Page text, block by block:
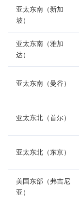
共享带宽包
私有连接
弹性公网 IP
全球应用加速
防火墙管理
DNSPod
腾讯乐享
Elasticsearch
数据湖计算
腾讯云数据仓库
腾讯云数据仓库
腾讯云数据仓库
数据开发治理平台
腾讯云 BI
人脸识别
语音识别
机器翻译
文字识别
AI 应用产品
人脸核身
腾讯云大模型训推
智能音乐平台
腾讯大模型
腾讯云智能体开
知识引擎原子能力
大模型视频创作引
腾讯混元生3D
物联网
物联网通信
消息队列
消息队列
消息队列
短信
移动推送
实时互动
即时通信 IM
视频服务
亚太东南（新加
坡）
亚太东南（雅加
达）
亚太东南（曼谷）
亚太东北（首尔）
亚太东北（东京）
美国东部（弗吉尼
亚）